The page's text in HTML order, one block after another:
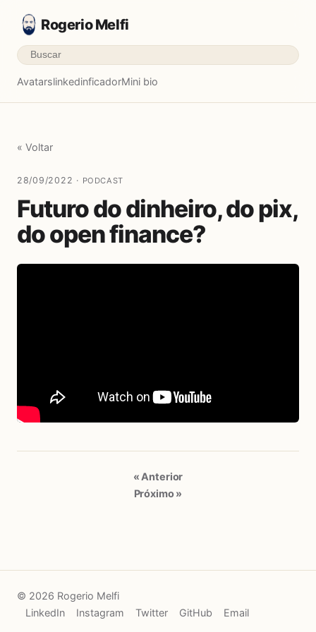
Rogerio Melfi
AvatarslinkedinficadorMini bio
« Voltar
28/09/2022 · PODCAST
Futuro do dinheiro, do pix,
do open finance?
« Anterior
Próximo »
© 2026 Rogerio Melfi
LinkedIn
Instagram Twitter GitHub Email